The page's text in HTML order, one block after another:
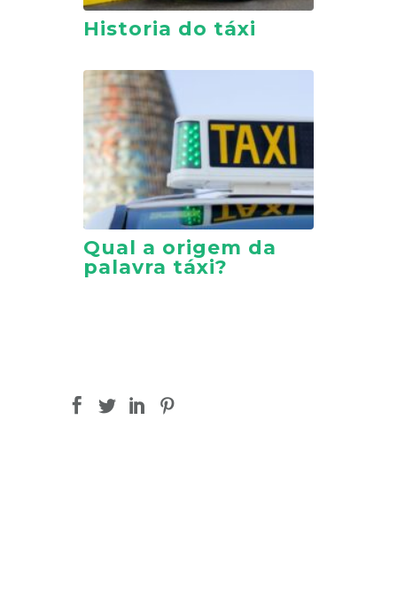
Historia do táxi
Qual a origem da
palavra táxi?